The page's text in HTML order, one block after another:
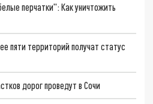
перчатки": Как уничтожить
пяти территорий получат статус
дорог проведут в Сочи